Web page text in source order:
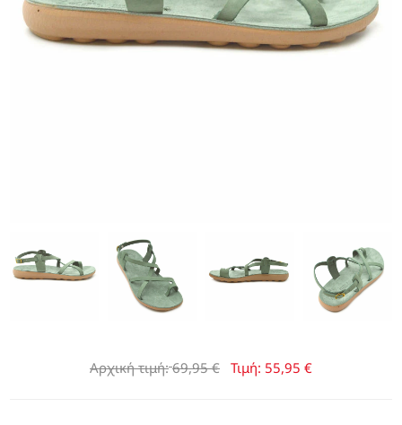
Αρχική τιμή: 69,95 € Τιμή: 55,95 €